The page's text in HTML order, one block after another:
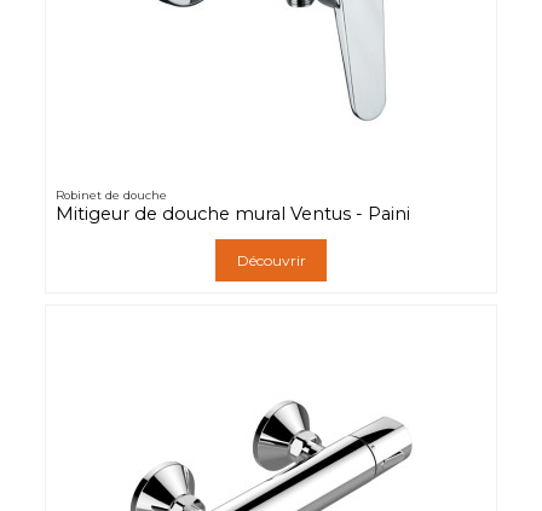
Robinet de douche
Mitigeur de douche mural Ventus - Paini
Découvrir